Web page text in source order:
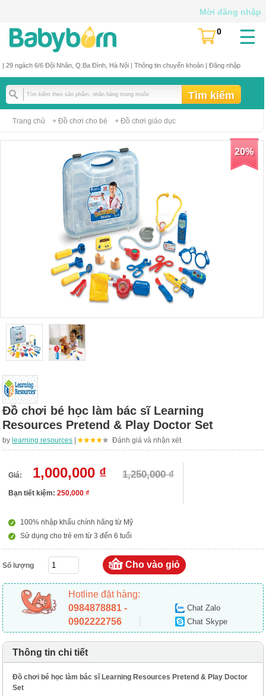
| 29 ngách 6/6 Đội Nhân, Q.Ba Đình, Hà Nội | Thông tin chuyển khoản| Đăng nhập
☰
(
0
Mời đăng nhập
Trang chủ Đồ chơi cho bé Đồ chơi giáo dục
20%
Đồ chơi bé học làm bác sĩ Learning
Resources Pretend & Play Doctor Set
by learning resources | Đánh giá và nhận xét
Giá: 1,000,000 ₫ 1,250,000 ₫
Bạn tiết kiệm:250,000 ₫
100% nhập khẩu chính hãng từ Mỹ
Sử dụng cho trẻ em từ 3 đến 6 tuổi
Số lượng
Hotline đặt hàng:
0984878881 -
0902222756
Chat Zalo
Chat Skype
Thông tin chi tiết
Đồ chơi bé học làm bác sĩ Learning Resources Pretend & Play Doctor
Set